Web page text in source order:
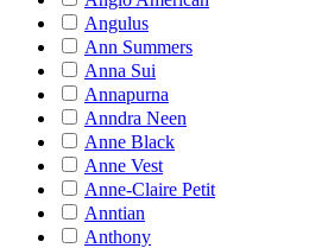
Angulus
Ann Summers
Anna Sui
Annapurna
Anndra Neen
Anne Black
Anne Vest
Anne-Claire Petit
Anntian
Anthony